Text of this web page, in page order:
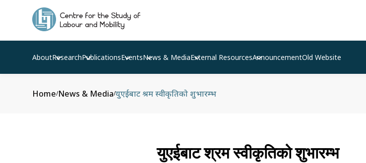
AboutResearchPublicationsEventsNews & MediaExternal ResourcesAnnouncementOld Website
Home/News & Media/युएईबाट श्रम स्वीकृतिको शुभारम्भ
युएईबाट श्रम स्वीकृतिको शुभारम्भ